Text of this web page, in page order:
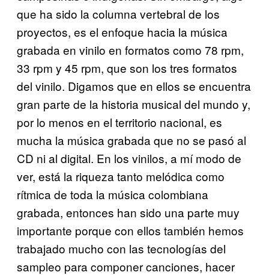
que ha sido la columna vertebral de los
proyectos, es el enfoque hacia la música
grabada en vinilo en formatos como 78 rpm,
33 rpm y 45 rpm, que son los tres formatos
del vinilo. Digamos que en ellos se encuentra
gran parte de la historia musical del mundo y,
por lo menos en el territorio nacional, es
mucha la música grabada que no se pasó al
CD ni al digital. En los vinilos, a mí modo de
ver, está la riqueza tanto melódica como
rítmica de toda la música colombiana
grabada, entonces han sido una parte muy
importante porque con ellos también hemos
trabajado mucho con las tecnologías del
sampleo para componer canciones, hacer